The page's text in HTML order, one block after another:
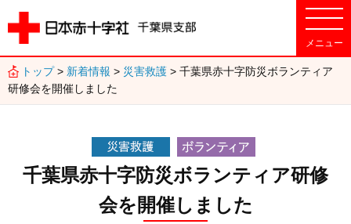
トップ> 新着情報 > 災害救護 > 千葉県赤十字防災ボランティア
研修会を開催しました
千葉県赤十字防災ボランティア研修
会を開催しました